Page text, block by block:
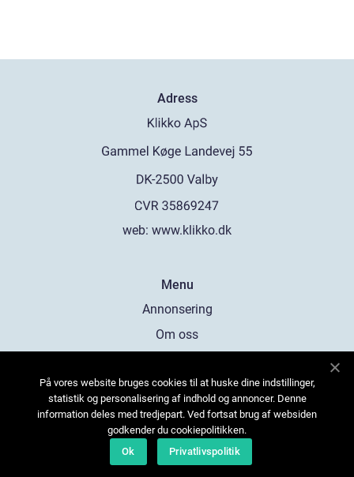
Adress
web: www.klikko.dk
Menu
Annonsering
Om oss
Kontakta oss
Sitemap
På vores website bruges cookies til at huske dine indstillinger,
statistik og personalisering af indhold og annoncer. Denne
information deles med tredjepart. Ved fortsat brug af websiden
godkender du cookiepolitikken.
Ok
Privatlivspolitik